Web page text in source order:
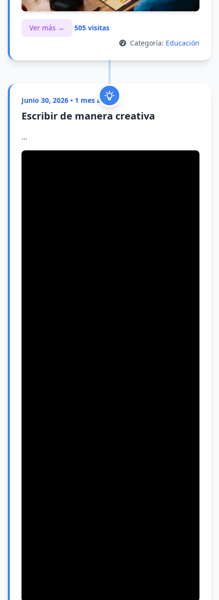
Ver más →
505 visitas
Categoría: Educación
Junio 30, 2026 • 1 mes atrás
Escribir de manera creativa
...